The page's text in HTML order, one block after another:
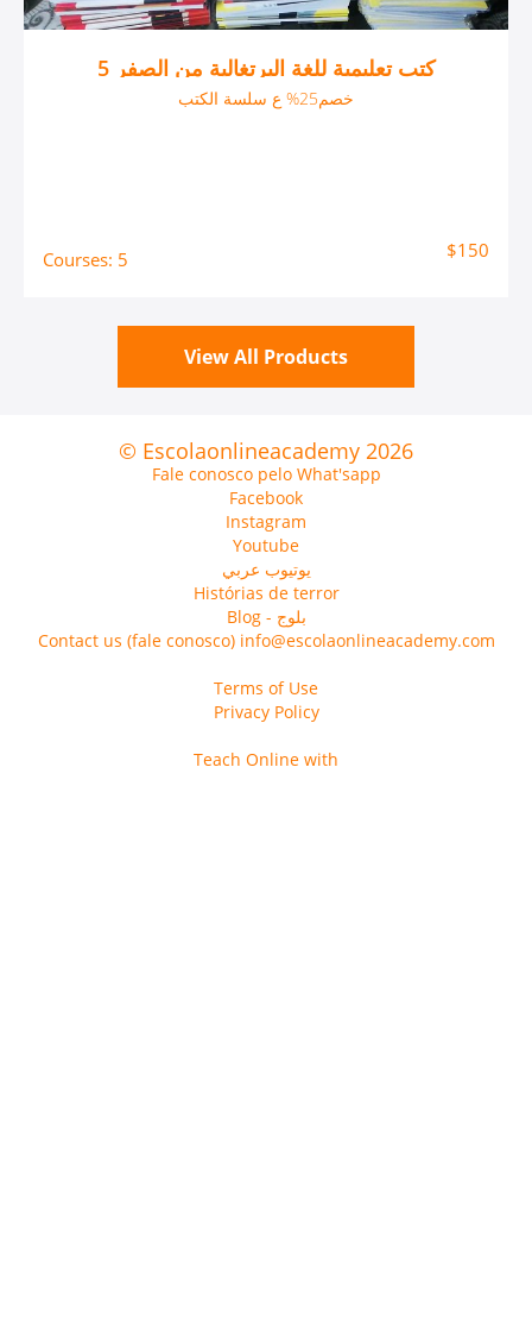
5 كتب تعليمية للغة البرتغالية من الصفر
خصم25% ع سلسة الكتب
Courses: 5 $150
View All Products
© Escolaonlineacademy 2026
Fale conosco pelo What'sapp
Facebook
Instagram
Youtube
يوتيوب عربي
Histórias de terror
Blog - بلوج
Contact us (fale conosco) info@escolaonlineacademy.com
Terms of Use
Privacy Policy
Teach Online with